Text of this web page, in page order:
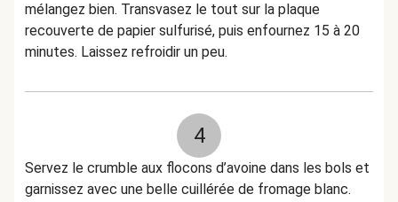
mélangez bien. Transvasez le tout sur la plaque
recouverte de papier sulfurisé, puis enfournez 15 à 20
minutes. Laissez refroidir un peu.
4
Servez le crumble aux flocons d’avoine dans les bols et
garnissez avec une belle cuillérée de fromage blanc.